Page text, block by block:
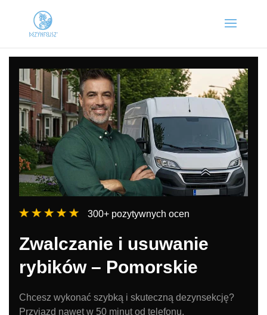
300+ pozytywnych ocen
Zwalczanie i usuwanie
rybików – Pomorskie
Chcesz wykonać szybką i skuteczną dezynsekcję?
Przyjazd nawet w 50 minut od telefonu.